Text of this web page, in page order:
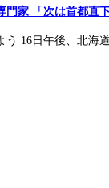
家 「次は首都直下
16日午後、北海